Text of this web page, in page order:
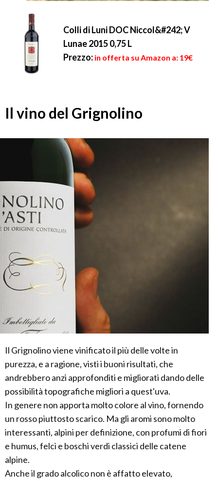
Colli di Luni DOC Niccol&#242; V
Lunae 2015 0,75 L
Prezzo: in offerta su Amazon a: 19€
Il vino del Grignolino
Il Grignolino viene vinificato il più delle volte in
purezza, e a ragione, visti i buoni risultati, che
andrebbero anzi approfonditi e migliorati dando delle
possibilità topografiche migliori a quest'uva.
In genere non apporta molto colore al vino, fornendo
un rosso piuttosto scarico. Ma gli aromi sono molto
interessanti, alpini per definizione, con profumi di fiori
e humus, felci e boschi verdi classici delle catene
alpine.
Anche il grado alcolico non è affatto elevato,